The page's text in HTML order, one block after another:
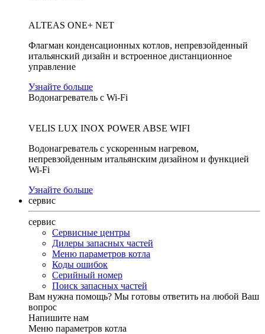
ALTEAS ONE+ NET
Флагман конденсационных котлов, непревзойденный
итальянский дизайн и встроенное дистанционное
управление
Узнайте больше
Водонагреватель с Wi-Fi
VELIS LUX INOX POWER ABSE WIFI
Водонагреватель с ускоренным нагревом,
непревзойденным итальянским дизайном и функцией
Wi-Fi
Узнайте больше
сервис
сервис
Сервисные центры
Дилеры запасных частей
Меню параметров котла
Коды ошибок
Серийный номер
Поиск запасных частей
Вам нужна помощь? Мы готовы ответить на любой Ваш
вопрос
Напишите нам
Меню параметров котла